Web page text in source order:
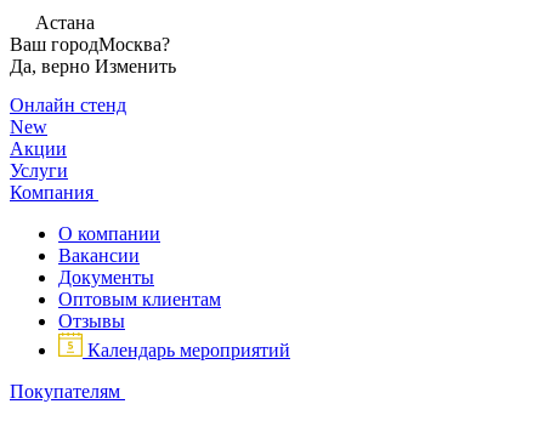
Астана
Ваш городМосква?
Да, верно Изменить
Онлайн стенд
New
Акции
Услуги
Компания
О компании
Вакансии
Документы
Оптовым клиентам
Отзывы
Календарь мероприятий
Покупателям